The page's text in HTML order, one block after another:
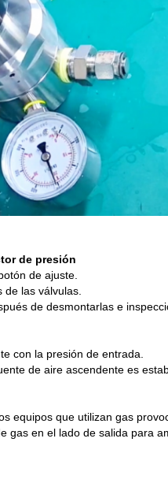
de presión
de ajuste.
las válvulas.
de desmontarlas e
con la presión de entrada.
de aire ascendente es
equipos que utilizan gas
gas en el lado de salida para